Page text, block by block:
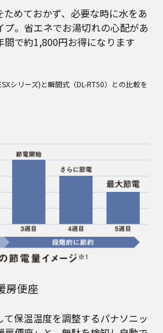
ためておかず、必要な時に水をあ
プ。省エネでお湯切れの心配があ
間で約1,800円お得になります
シリーズ)と瞬間式（DL-RT50）との比較を
房便座
保温温度を調整するパナソニッ